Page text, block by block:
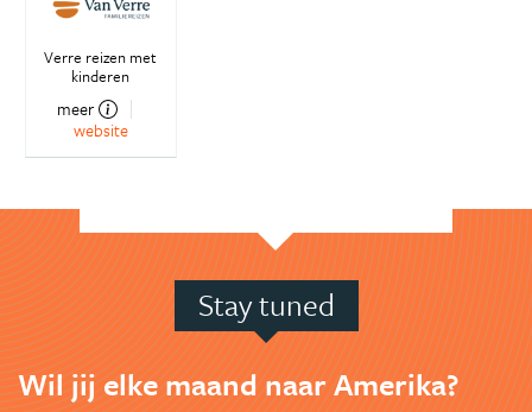
Verre reizen met
kinderen
meer
website
Stay tuned
Wil jij elke maand naar Amerika?